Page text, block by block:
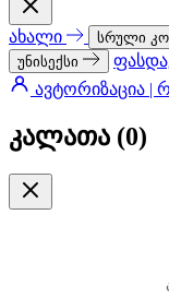
ახალი სრული
უნისექსი
ავტორიზაცია |
კალათა (0)